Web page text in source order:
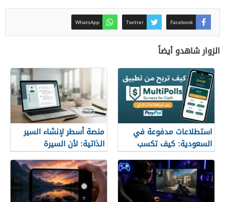
Facebook
Twitter
WhatsApp
الزوار شاهدو أيضاً
استطلاعات مدفوعة في
السعودية: كيف تكسب
المال مع MultiPolls
منصة أسطر لإنشاء السير
الذاتية: لأن السيرة
العشوائية لن تمنحك وظيفة